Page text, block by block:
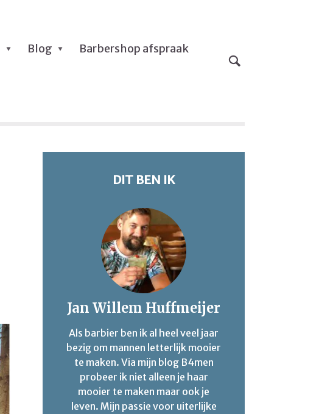
Blog
Barbershop afspraak
DIT BEN IK
Jan Willem Huffmeijer
Als barbier ben ik al heel veel jaar
bezig om mannen letterlijk mooier
te maken. Via mijn blog B4men
probeer ik niet alleen je haar
mooier te maken maar ook je
leven. Mijn passie voor uiterlijke